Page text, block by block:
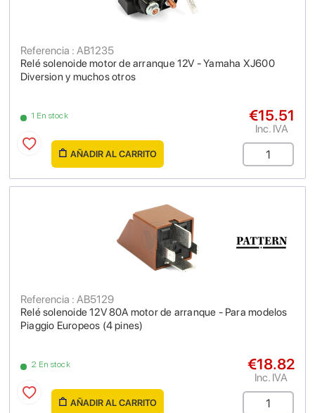
Relé solenoide motor de arranque 12V - Yamaha XJ600
Diversion y muchos otros
Referencia : AB1235
1 En stock €15.51
Inc. IVA
AÑADIR AL CARRITO
Relé solenoide 12V 80A motor de arranque - Para modelos
Piaggio Europeos (4 pines)
Referencia : AB5129
2 En stock €18.82
Inc. IVA
AÑADIR AL CARRITO